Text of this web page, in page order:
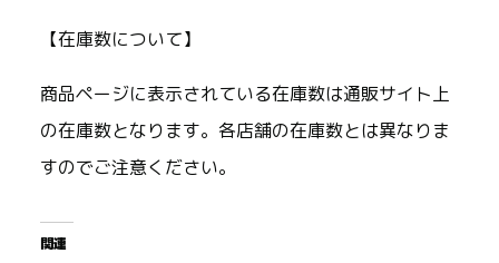
【在庫数について】
商品ページに表示されている在庫数は通販サイト上
の在庫数となります。各店舗の在庫数とは異なりま
すのでご注意ください。
関連